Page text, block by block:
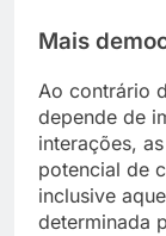
Mais
Ao contrário
depende de
interações,
potencial de
inclusive
determinada